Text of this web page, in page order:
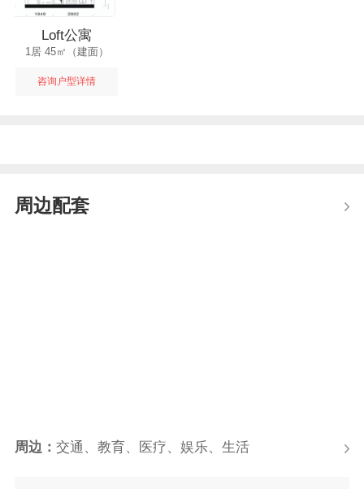
Loft公寓
1居 45㎡（建面）
咨询户型详情
周边配套
周边： 交通、教育、医疗、娱乐、生活